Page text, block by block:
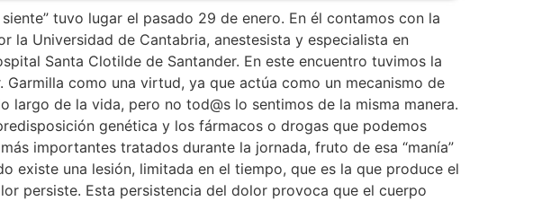
tuvo lugar el pasado 29 de enero. En él contamos con la
la Universidad de Cantabria, anestesista y especialista en
Santa Clotilde de Santander. En este encuentro tuvimos la
como una virtud, ya que actúa como un mecanismo de
largo de la vida, pero no tod@s lo sentimos de la misma manera.
genética y los fármacos o drogas que podemos
importantes tratados durante la jornada, fruto de esa “manía”
existe una lesión, limitada en el tiempo, que es la que produce el
persiste. Esta persistencia del dolor provoca que el cuerpo